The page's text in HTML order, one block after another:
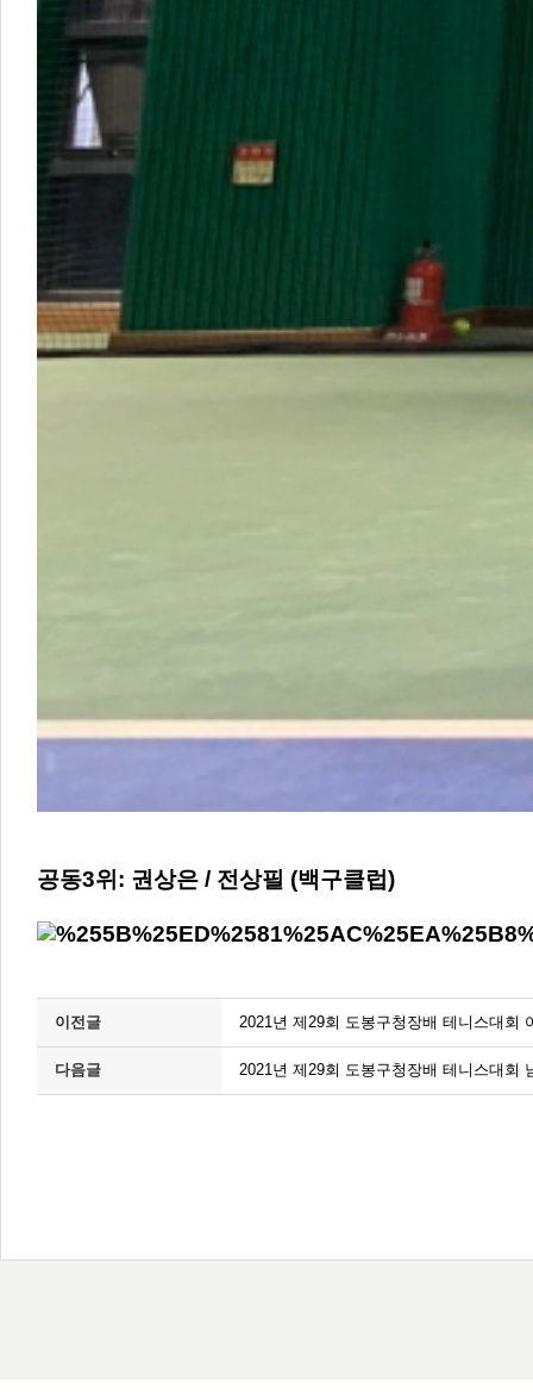
공동3위: 권상은 / 전상필 (백구클럽)
이전글 2021년 제29회 도봉구청장배 테니스대회
다음글 2021년 제29회 도봉구청장배 테니스대회